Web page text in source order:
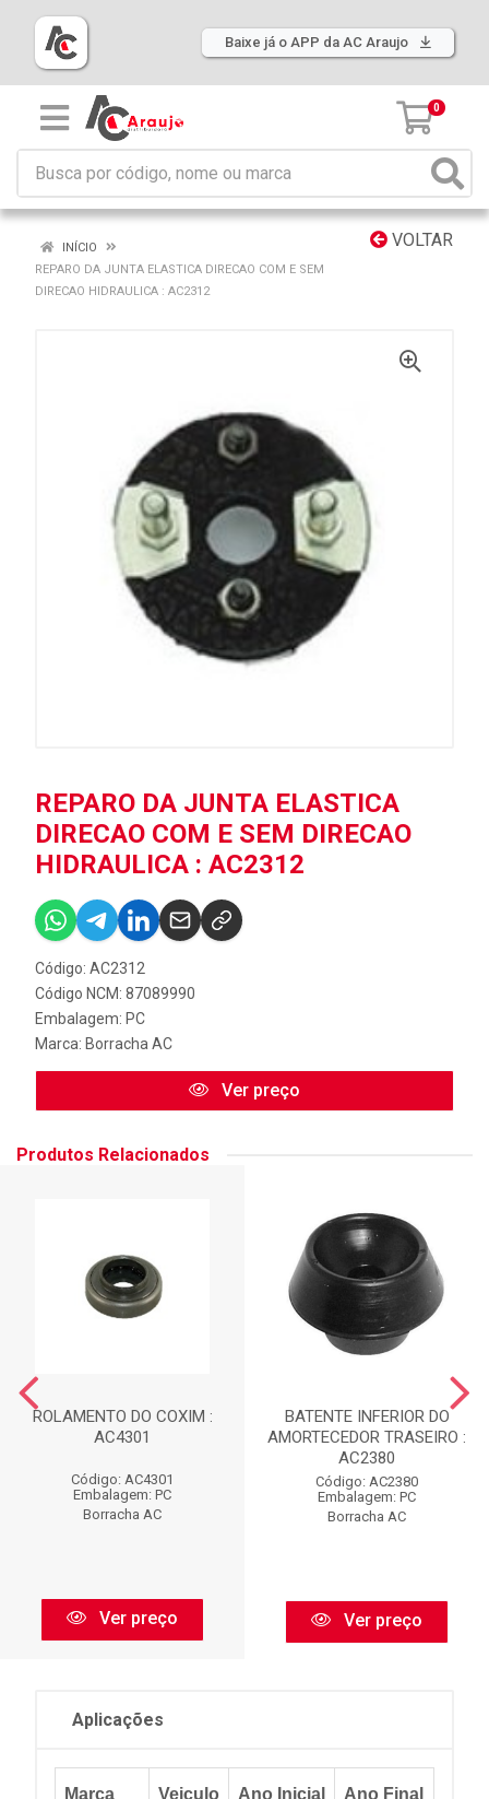
Baixe já o APP da AC Araujo
0
VOLTAR
INÍCIO
REPARO DA JUNTA ELASTICA DIRECAO COM E SEM
DIRECAO HIDRAULICA : AC2312
REPARO DA JUNTA ELASTICA
DIRECAO COM E SEM DIRECAO
HIDRAULICA : AC2312
Código: AC2312
Código NCM: 87089990
Embalagem: PC
Marca: Borracha AC
Ver preço
Produtos Relacionados
ROLAMENTO DO COXIM :
AC4301
Código: AC4301
Embalagem: PC
Borracha AC
Ver preço
BATENTE INFERIOR DO
AMORTECEDOR TRASEIRO :
AC2380
Código: AC2380
Embalagem: PC
Borracha AC
Ver preço
Aplicações
Marca Veiculo Ano Inicial Ano Final